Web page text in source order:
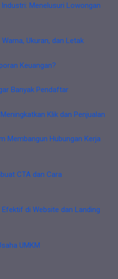
Menelusuri Lowongan
Ukuran, dan Letak
Keuangan?
Banyak Pendaftar
Klik dan Penjualan
Membangun Hubungan Kerja
CTA dan Cara
di Website dan Landing
UMKM